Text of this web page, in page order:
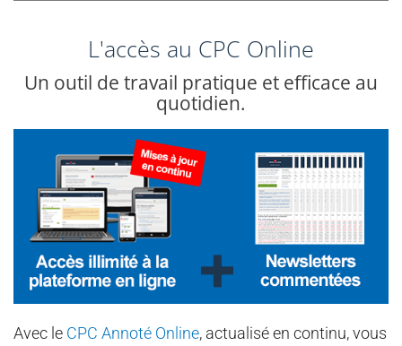
L'accès au CPC Online
Un outil de travail pratique et efficace au
quotidien.
Avec le CPC Annoté Online, actualisé en continu, vous